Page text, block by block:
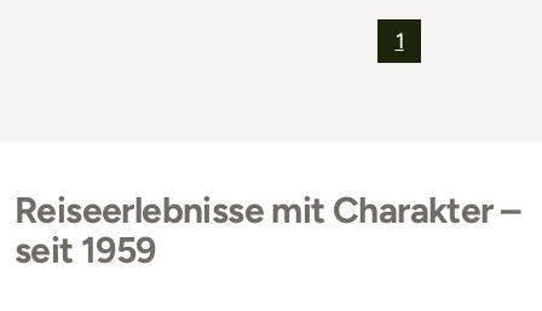
1
Reiseerlebnisse mit Charakter –
seit 1959